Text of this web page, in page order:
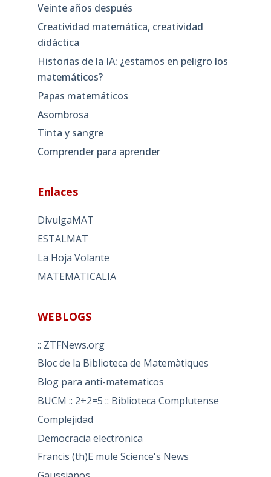
Veinte años después
Creatividad matemática, creatividad
didáctica
Historias de la IA: ¿estamos en peligro los
matemáticos?
Papas matemáticos
Asombrosa
Tinta y sangre
Comprender para aprender
Enlaces
DivulgaMAT
ESTALMAT
La Hoja Volante
MATEMATICALIA
WEBLOGS
:: ZTFNews.org
Bloc de la Biblioteca de Matemàtiques
Blog para anti-matematicos
BUCM :: 2+2=5 :: Biblioteca Complutense
Complejidad
Democracia electronica
Francis (th)E mule Science's News